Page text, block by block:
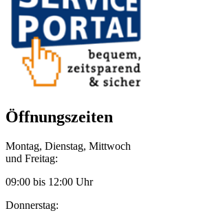
Öffnungszeiten
Montag, Dienstag, Mittwoch
und Freitag:
09:00 bis 12:00 Uhr
Donnerstag: